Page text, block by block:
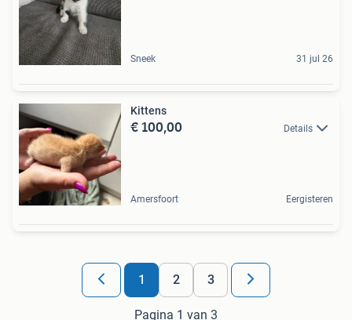
Sneek 31 jul 26
Kittens
€ 100,00 Details
Amersfoort Eergisteren
1 2 3
Pagina 1 van 3